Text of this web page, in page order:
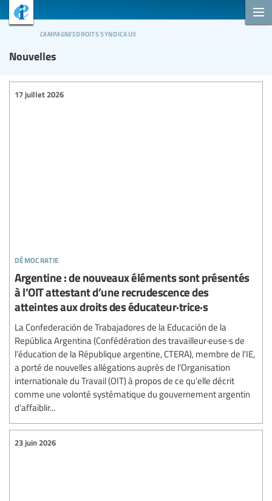
Nouvelles
campagnesdroits syndicaux
démocratie
17 juillet 2026
Argentine : de nouveaux éléments sont présentés
à l’OIT attestant d’une recrudescence des
atteintes aux droits des éducateur·trice·s
La Confederación de Trabajadores de la Educación de la
República Argentina (Confédération des travailleur·euse·s de
l’éducation de la République argentine, CTERA), membre de l’IE,
a porté de nouvelles allégations auprès de l’Organisation
internationale du Travail (OIT) à propos de ce qu’elle décrit
comme une volonté systématique du gouvernement argentin
d’affaiblir...
23 juin 2026